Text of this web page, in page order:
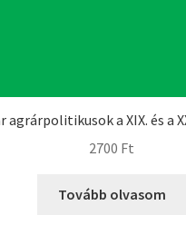
agrárpolitikusok a XIX. és a
2700 Ft
Tovább olvasom